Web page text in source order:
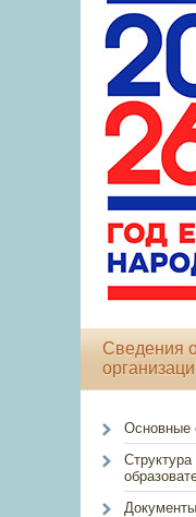
Сведения
Основные
Документы